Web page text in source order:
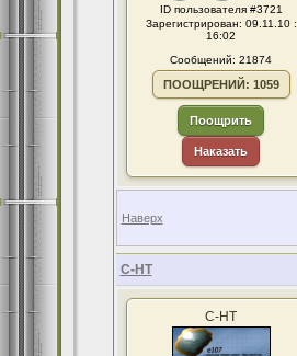
ID пользователя #3721
Зарегистрирован: 09.11.10 :
16:02
Сообщений: 21874
ПООЩРЕНИЙ: 1059
Поощрить
Наказать
Наверх
С-НТ
С-НТ